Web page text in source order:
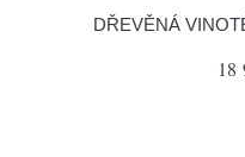
DŘEVĚNÁ
18